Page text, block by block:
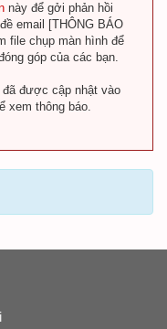
này để gởi phản hồi
email [THÔNG BÁO
file chụp màn hình để
góp của các bạn.
được cập nhật vào
xem thông báo.